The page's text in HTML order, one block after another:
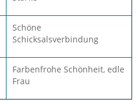
Schöne
Schicksalsverbindung
Farbenfrohe Schönheit, edle
Frau